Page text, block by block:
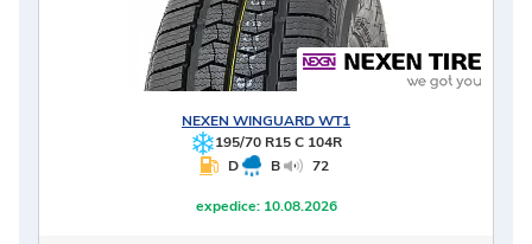
NEXEN WINGUARD WT1
195/70 R15 C 104R
D
B 72
expedice:10.08.2026